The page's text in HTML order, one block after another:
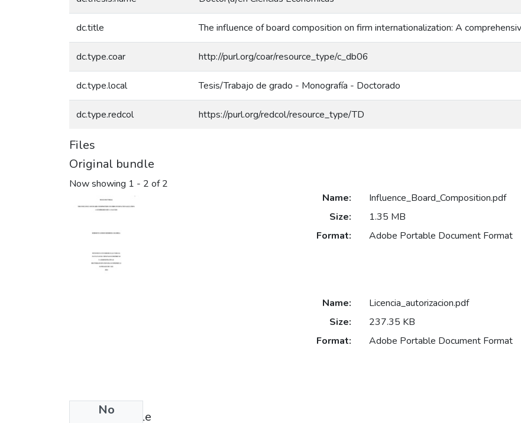
dc.title The influence of board composition on firm internationalization: A
dc.type.coar http://purl.org/coar/resource_type/c_db06
dc.type.local Tesis/Trabajo de grado - Monografía - Doctorado
dc.type.redcol https://purl.org/redcol/resource_type/TD
Files
Original bundle
Now showing 1 - 2 of 2
Name:
Influence_Board_Composition.pdf
Size:
1.35 MB
Format:
Adobe Portable Document Format
No
Name:
Licencia_autorizacion.pdf
Size:
237.35 KB
Format:
Adobe Portable Document Format
License bundle